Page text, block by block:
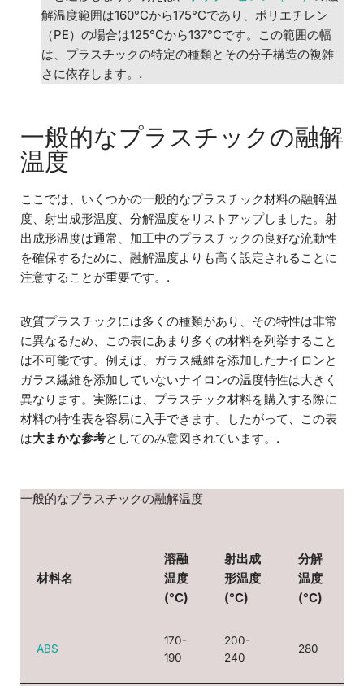
解温度範囲は160°Cから175°Cであり、ポリエチレン
（PE）の場合は125°Cから137°Cです。この範囲の幅
は、プラスチックの特定の種類とその分子構造の複雑
さに依存します。.
一般的なプラスチックの融解
温度
ここでは、いくつかの一般的なプラスチック材料の融解温
度、射出成形温度、分解温度をリストアップしました。射
出成形温度は通常、加工中のプラスチックの良好な流動性
を確保するために、融解温度よりも高く設定されることに
注意することが重要です。.
改質プラスチックには多くの種類があり、その特性は非常
に異なるため、この表にあまり多くの材料を列挙すること
は不可能です。例えば、ガラス繊維を添加したナイロンと
ガラス繊維を添加していないナイロンの温度特性は大きく
異なります。実際には、プラスチック材料を購入する際に
材料の特性表を容易に入手できます。したがって、この表
は大まかな参考としてのみ意図されています。.
一般的なプラスチックの融解温度
材料名
溶融
温度
(°C)
射出成
形温度
(°C)
分解
温度
(°C)
ABS
170-
190
200-
240
280